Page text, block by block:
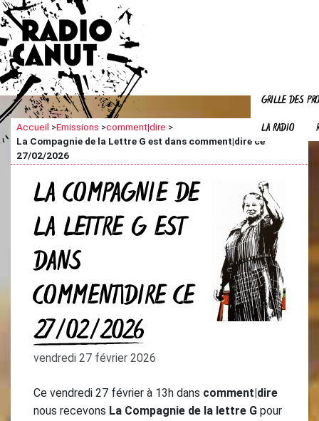
GRILLE DES
LA RADIO
Accueil >Emissions >comment|dire >
La Compagnie de la Lettre G est dans comment|dire ce
27/02/2026
LA COMPAGNIE DE
LA LETTRE G EST
DANS
COMMENT|DIRE CE
27/02/2026
vendredi 27 février 2026
Ce vendredi 27 février à 13h dans comment|dire
nous recevons La Compagnie de la lettre G pour